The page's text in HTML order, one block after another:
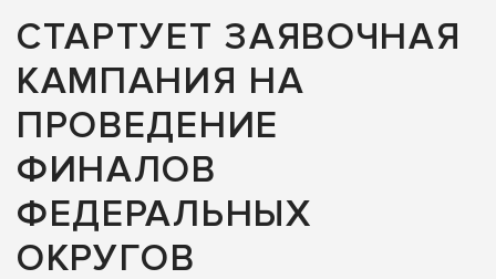
СТАРТУЕТ ЗАЯВОЧНАЯ
КАМПАНИЯ НА
ПРОВЕДЕНИЕ
ФИНАЛОВ
ФЕДЕРАЛЬНЫХ
ОКРУГОВ